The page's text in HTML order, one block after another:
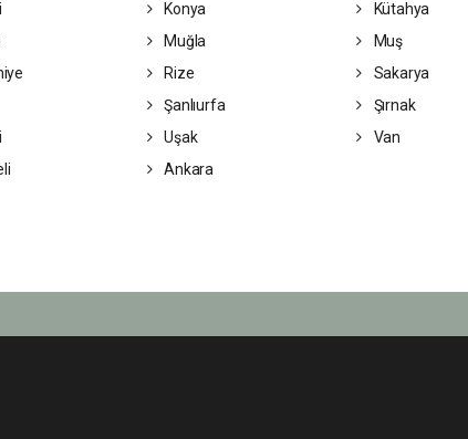
Konya Kütahya
Muğla Muş
Rize Sakarya
Şanlıurfa Şırnak
Uşak Van
Ankara